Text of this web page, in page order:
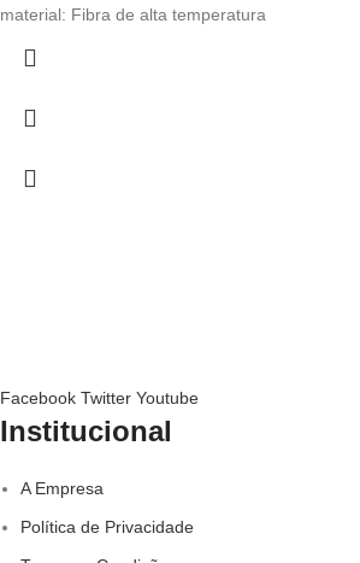
material: Fibra de alta temperatura
Facebook Twitter Youtube
Institucional
A Empresa
Política de Privacidade